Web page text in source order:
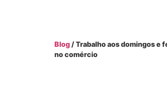
Blog / Trabalho aos domingos e
no comércio